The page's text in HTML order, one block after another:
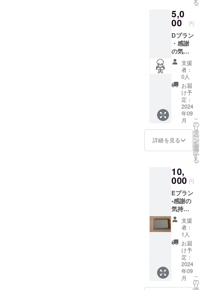
す。 ※
このリ
ターン
は、
1,000
円、
2,000
円、
5,000円
のリ
ターン
と同じ
内容に
なりま
す。
る
5,0
00 円
Dプラン
・感謝
の気持
ちを込
めて、
お礼の
メッ
セージ
をお送
りしま
す。こ
ども食
堂の様
子がわ
かる写
真を添
す。 ※
このリ
ターン
は、
1,000
円、
2,000
円、
3,000円
のリ
ターン
と同じ
内容に
なりま
す。
支援
者：
0人
お届
け予
定：
2024
年09
月
詳細を見る
こ
の
リ
タ
ー
ン
を
選
択
す
る
10,
000 円
Eプラン
•感謝の
気持ち
を込め
て、お
礼の
メッ
セージ
をお送
りしま
す。こ
ども食
堂の様
支援
者：
1人
お届
け予
定：
2024
年09
月
こ
の
リ